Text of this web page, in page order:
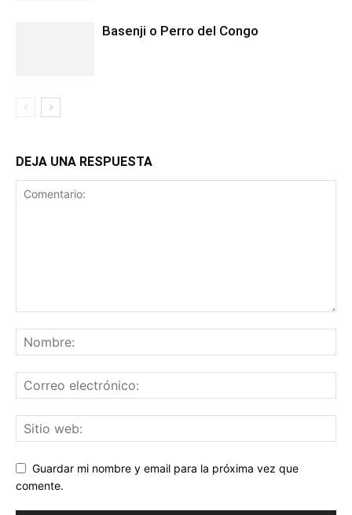
Basenji o Perro del Congo
DEJA UNA RESPUESTA
Guardar mi nombre y email para la próxima vez que
comente.